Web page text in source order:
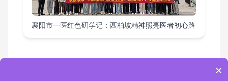
襄阳市一医红色研学记：西柏坡精神照亮医者初心路
×